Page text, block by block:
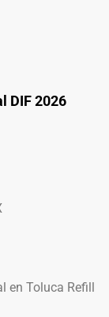
DIF 2026
en Toluca Refill